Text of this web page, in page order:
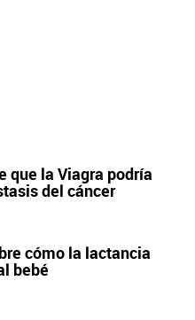
que la Viagra podría
del cáncer
cómo la lactancia
bebé